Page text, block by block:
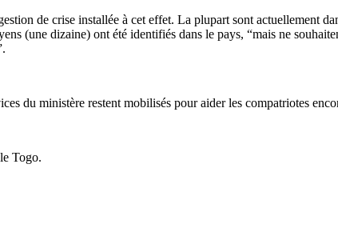
de crise installée à cet effet. La plupart sont actuellement
(une dizaine) ont été identifiés dans le pays, “mais ne
du ministère restent mobilisés pour aider les compatriotes
Togo.